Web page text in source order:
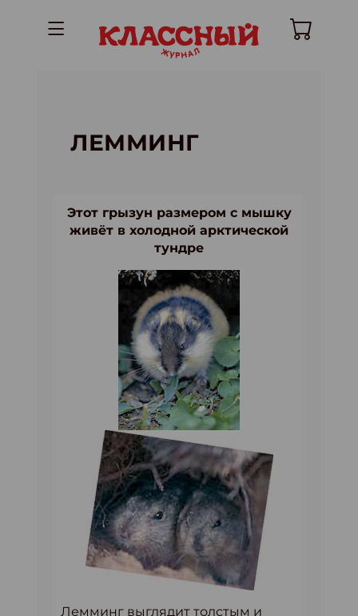
ЛЕММИНГ
Этот грызун размером с мышку
живёт в холодной арктической
тундре
Лемминг выглядит толстым и